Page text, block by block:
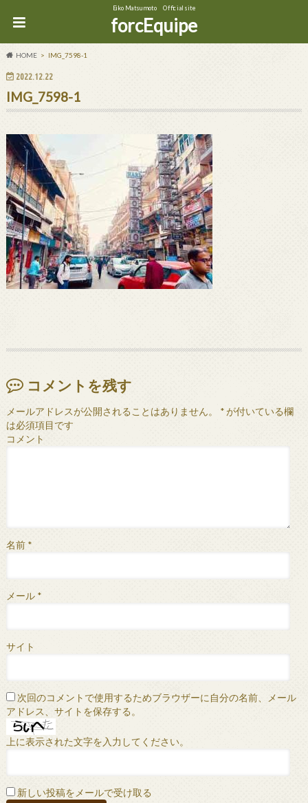
Eiko Matsumoto Official site
forcEquipe
HOME IMG_7598-1
2022.12.22
IMG_7598-1
コメントを残す
メールアドレスが公開されることはありません。 *が付いている欄
は必須項目です
コメント
名前 *
メール *
サイト
次回のコメントで使用するためブラウザーに自分の名前、メール
アドレス、サイトを保存する。
上に表示された文字を入力してください。
新しい投稿をメールで受け取る